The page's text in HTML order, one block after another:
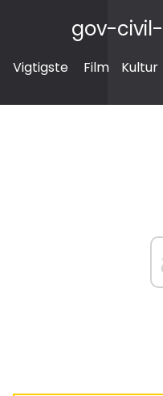
gov-
Vigtigste Film Kultur